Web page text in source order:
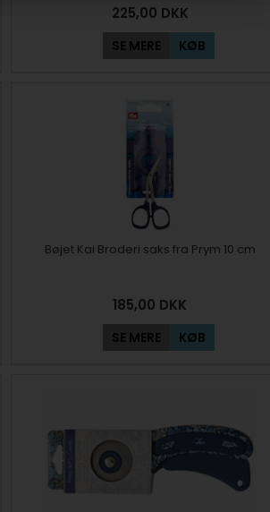
225,00 DKK
SE MERE KØB
Bøjet Kai Broderi saks fra Prym 10 cm
185,00 DKK
SE MERE KØB